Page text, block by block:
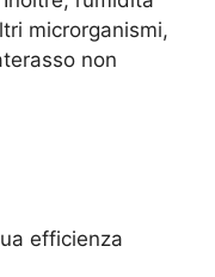
microrganismi,
non
efficienza